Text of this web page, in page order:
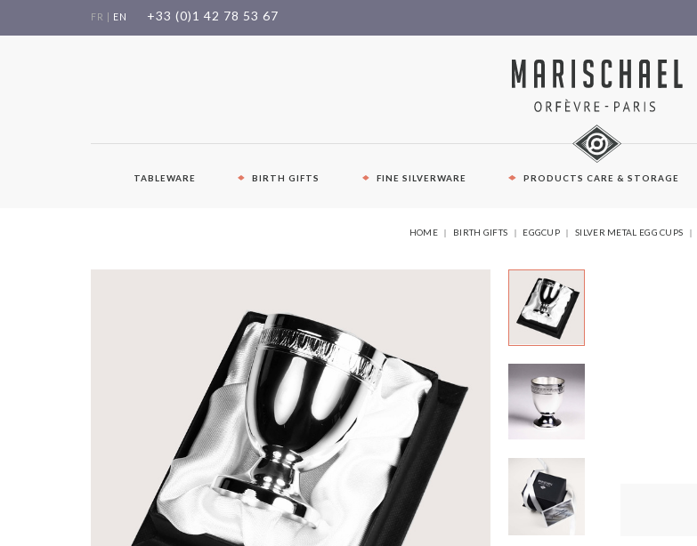
FR EN +33 (0)1 42 78 53 67
TABLEWARE BIRTH GIFTS FINE SILVERWARE PRODUCTS CARE & STORAGE
YOU
HOME BIRTH GIFTS EGGCUP SILVER METAL EGG CUPS